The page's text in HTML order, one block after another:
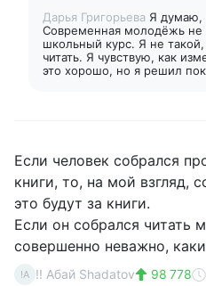
Дарья Григорьева Я думаю,
Современная молодёжь не
школьный курс. Я не
читать. Я чувствую, как
это хорошо, но я решил
Если человек собрался
книги, то, на мой взгляд,
это будут за книги.
Если он собрался читать
совершенно неважно,
!А !! Абай Shadatov 98 778